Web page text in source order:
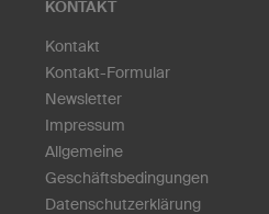
KONTAKT
Kontakt
Kontakt-Formular
Newsletter
Impressum
Allgemeine
Geschäftsbedingungen
Datenschutzerklärung